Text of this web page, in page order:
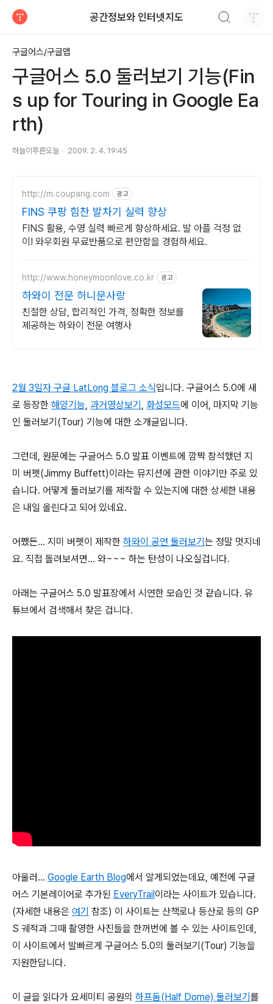
공간정보와 인터넷지도
구글어스/구글맵
구글어스 5.0 둘러보기 기능(Fin
s up for Touring in Google Ea
rth)
하늘이푸른오늘 2009. 2. 4. 19:45
http://m.coupang.com 광고
FINS 쿠팡 힘찬 발차기 실력 향상
FINS 활용, 수영 실력 빠르게 향상하세요. 발 아플 걱정 없
이! 와우회원 무료반품으로 편안함을 경험하세요.
http://www.honeymoonlove.co.kr 광고
하와이 전문 허니문사랑
친절한 상담, 합리적인 가격, 정확한 정보를
제공하는 하와이 전문 여행사
2월 3일자 구글 LatLong 블로그 소식입니다. 구글어스 5.0에 새
로 등장한 해양기능, 과거영상보기, 화성모드에 이어, 마지막 기능
인 둘러보기(Tour) 기능에 대한 소개글입니다.
그런데, 원문에는 구글어스 5.0 발표 이벤트에 깜짝 참석했던 지
미 버펫(Jimmy Buffett)이라는 뮤지션에 관한 이야기만 주로 있
습니다. 어떻게 둘러보기를 제작할 수 있는지에 대한 상세한 내용
은 내일 올린다고 되어 있네요.
어쨌든... 지미 버펫이 제작한 하와이 공연 둘러보기는 정말 멋지네
요. 직접 돌려보셔면... 와~~~ 하는 탄성이 나오실겁니다.
아래는 구글어스 5.0 발표장에서 시연한 모습인 것 같습니다. 유
튜브에서 검색해서 찾은 겁니다.
아울러... Google Earth Blog에서 알게되었는데요, 예전에 구글
어스 기본레이어로 추가된 EveryTrail이라는 사이트가 있습니다.
(자세한 내용은 여기 참조) 이 사이트는 산책로나 등산로 등의 GP
S 궤적과 그때 촬영한 사진들을 한꺼번에 볼 수 있는 사이트인데,
이 사이트에서 발빠르게 구글어스 5.0의 둘러보기(Tour) 기능을
지원한답니다.
이 글을 읽다가 요세미티 공원의 하프돔(Half Dome) 둘러보기를